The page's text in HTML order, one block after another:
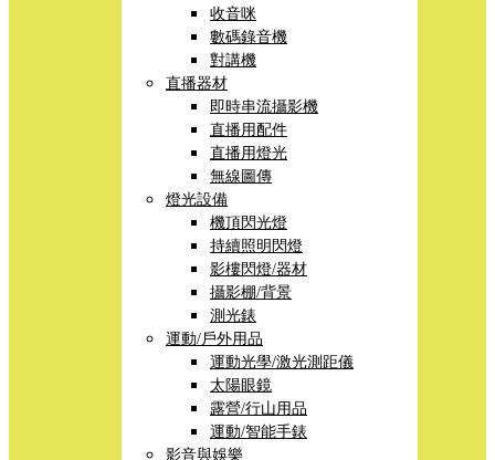
收音咪
數碼錄音機
對講機
直播器材
即時串流攝影機
直播用配件
直播用燈光
無線圖傳
燈光設備
機頂閃光燈
持續照明閃燈
影樓閃燈/器材
攝影棚/背景
測光錶
運動/戶外用品
運動光學/激光測距儀
太陽眼鏡
露營/行山用品
運動/智能手錶
影音與娛樂